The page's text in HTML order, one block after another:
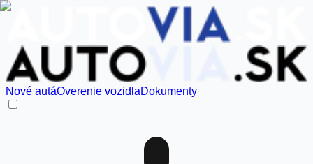
Nové autáOverenie vozidlaDokumenty